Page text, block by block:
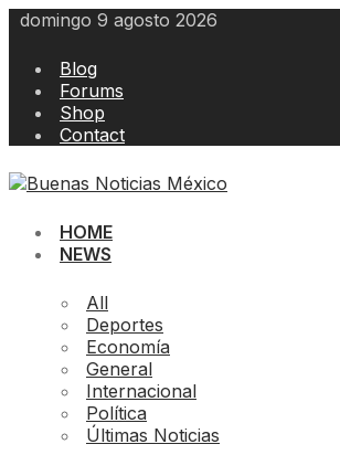
Skip
content
domingo 9 agosto 2026
Blog
Forums
Shop
Contact
HOME
NEWS
All
Deportes
Economía
General
Internacional
Política
Últimas Noticias